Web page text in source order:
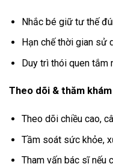
Nhắc bé giữ tư thế
Hạn chế thời gian sử
Duy trì thói quen tắm
Theo dõi & thăm
Theo dõi chiều cao,
Tầm soát sức khỏe,
Tham vấn bác sĩ nếu